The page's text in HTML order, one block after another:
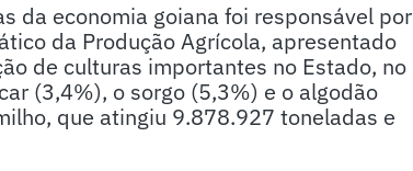
da economia goiana foi responsável por
da Produção Agrícola, apresentado
de culturas importantes no Estado, no
(3,4%), o sorgo (5,3%) e o algodão
que atingiu 9.878.927 toneladas e